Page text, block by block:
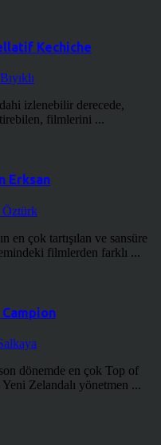
Kechiche
izlenebilir derecede,
filmlerini ...
Erksan
Öztürk
en çok tartışılan ve sansüre
filmlerden farklı ...
dönemde en çok Top of
Zelandalı yönetmen ...